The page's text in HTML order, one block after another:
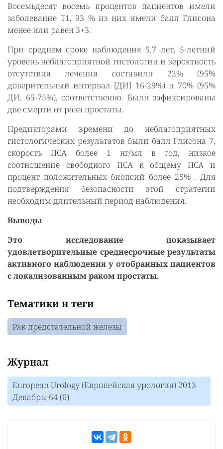
Восемьдесят восемь процентов пациентов имели
заболевание T1, 93 % из них имели балл Глисона
менее или равен 3+3.
При среднем сроке наблюдения 5,7 лет, 5-летний
уровень неблагоприятной гистологии и вероятность
отсутствия лечения составили 22% (95%
доверительный интервал [ДИ] 16-29%) и 70% (95%
ДИ, 65-75%), соответственно. Были зафиксированы
две смерти от рака простаты.
Предикторами времени до неблагоприятных
гистологических результатов были балл Глисона 7,
скорость ПСА более 1 нг/мл в год, низкое
соотношение свободного ПСА к общему ПСА и
процент положительных биопсий более 25% . Для
подтверждения безопасности этой стратегии
необходим длительный период наблюдения.
Выводы
Это исследование показывает
удовлетворительные среднесрочные результаты
активного наблюдения у отобранных пациентов
с локализованным раком простаты.
Тематики и теги
Рак предстательной железы
Журнал
European Urology (Европейская урология) 2013
Декабрь; 64 (6)